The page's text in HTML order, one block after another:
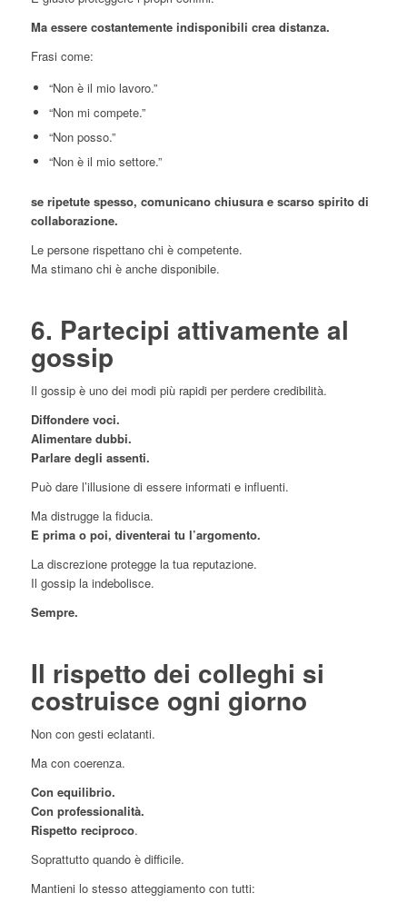
Ma essere costantemente indisponibili crea distanza.
Frasi come:
“Non è il mio lavoro.”
“Non mi compete.”
“Non posso.”
“Non è il mio settore.”
se ripetute spesso, comunicano chiusura e scarso spirito di
collaborazione.
Le persone rispettano chi è competente.
Ma stimano chi è anche disponibile.
6. Partecipi attivamente al
gossip
Il gossip è uno dei modi più rapidi per perdere credibilità.
Diffondere voci.
Alimentare dubbi.
Parlare degli assenti.
Può dare l’illusione di essere informati e influenti.
Ma distrugge la fiducia.
E prima o poi, diventerai tu l’argomento.
La discrezione protegge la tua reputazione.
Il gossip la indebolisce.
Sempre.
Il rispetto dei colleghi si
costruisce ogni giorno
Non con gesti eclatanti.
Ma con coerenza.
Con equilibrio.
Con professionalità.
Rispetto reciproco.
Soprattutto quando è difficile.
Mantieni lo stesso atteggiamento con tutti: